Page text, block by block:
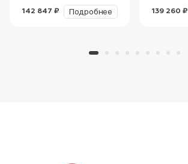
142 847 ₽ Подробнее 139 260 ₽